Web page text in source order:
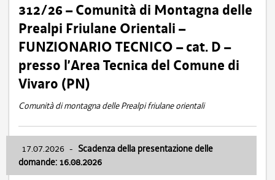
312/26 – Comunità di Montagna delle
Prealpi Friulane Orientali –
FUNZIONARIO TECNICO – cat. D –
presso l’Area Tecnica del Comune di
Vivaro (PN)
Comunità di montagna delle Prealpi friulane orientali
17.07.2026 - Scadenza della presentazione delle
domande: 16.08.2026